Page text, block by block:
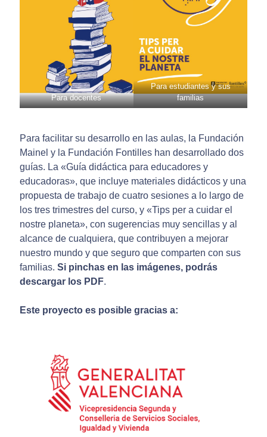
Para docentes
Para estudiantes y sus
familias
Para facilitar su desarrollo en las aulas, la Fundación
Mainel y la Fundación Fontilles han desarrollado dos
guías. La «Guía didáctica para educadores y
educadoras», que incluye materiales didácticos y una
propuesta de trabajo de cuatro sesiones a lo largo de
los tres trimestres del curso, y «Tips per a cuidar el
nostre planeta», con sugerencias muy sencillas y al
alcance de cualquiera, que contribuyen a mejorar
nuestro mundo y que seguro que comparten con sus
familias. Si pinchas en las imágenes, podrás
descargar los PDF.
Este proyecto es posible gracias a: